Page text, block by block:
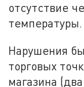
отсутствие
температуры.
Нарушения
торговых
магазина